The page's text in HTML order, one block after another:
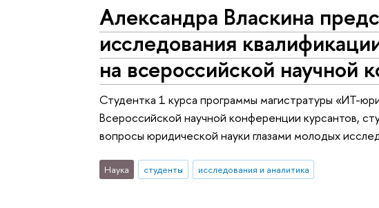
Александра Власкина
исследования
на всероссийской научной
Студентка 1 курса программы магистратуры «ИТ-
Всероссийской научной конференции курсантов,
вопросы юридической науки глазами молодых
Наука студенты исследования и аналитика